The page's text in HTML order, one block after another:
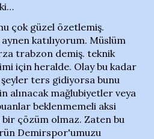
çok güzel özetlemiş.
katılıyorum. Müslüm
trabzon demiş. teknik
için heralde. Olay bu kadar
ters gidiyorsa bunu
alınacak mağlubiyetler veya
beklenmemeli aksi
çözüm olmaz. Zaten bu
Demirspor'umuzu